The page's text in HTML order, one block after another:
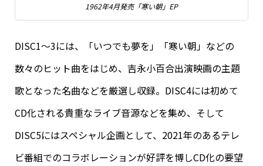
1962年4月発売「寒い朝」EP
DISC1～3には、「いつでも夢を」「寒い朝」などの
数々のヒット曲をはじめ、吉永小百合出演映画の主題
歌となった名曲などを厳選し収録。DISC4には初めて
CD化される貴重なライブ音源などを集め、そして
DISC5にはスペシャル企画として、2021年のあるテレ
ビ番組でのコラボレーションが好評を博しCD化の要望